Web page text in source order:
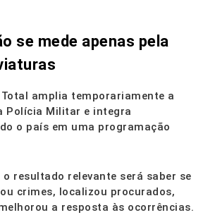
se mede apenas pela
amplia temporariamente a
Polícia Militar e integra
o país em uma programação
resultado relevante será saber se
crimes, localizou procurados,
a resposta às ocorrências.